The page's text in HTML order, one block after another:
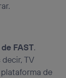
FAST.
decir, TV
de